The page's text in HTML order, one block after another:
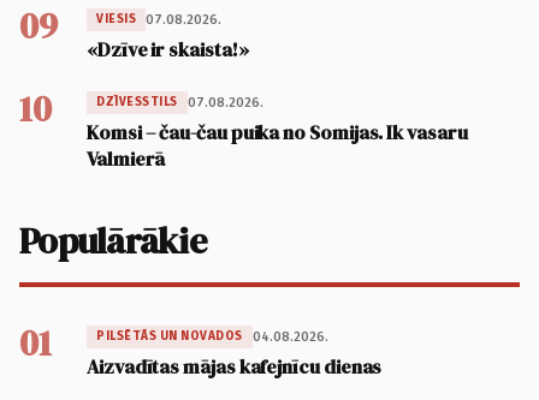
09 VIESIS 07.08.2026.
«Dzīve ir skaista!»
10 DZĪVESSTILS 07.08.2026.
Komsi – čau-čau puika no Somijas. Ik vasaru
Valmierā
Populārākie
01 PILSĒTĀS UN NOVADOS 04.08.2026.
Aizvadītas mājas kafejnīcu dienas